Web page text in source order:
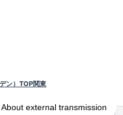
ン）TOP関東